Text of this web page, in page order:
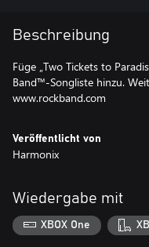
Beschreibung
Füge „Two Tickets to
Band™-Songliste hinzu.
www.rockband.com
Veröffentlicht von
Harmonix
Wiedergabe mit
XBOX One